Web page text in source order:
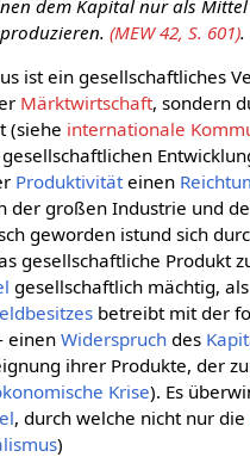
dem Kapital nur als
(MEW 42, S. 601).
ist ein gesellschaftliches
Märktwirtschaft, sondern
(siehe internationale
Produktivität einen
der großen Industrie und
geworden istund sich
gesellschaftliche Produkt
gesellschaftlich mächtig,
betreibt mit der
einenWiderspruch des
ihrer Produkte, der
Krise). Es
, durch welche nicht nur die
)